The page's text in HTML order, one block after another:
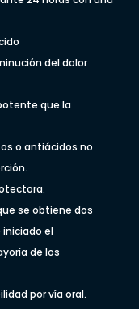
del dolor
que la
o antiácidos no
se obtiene dos
el
de los
por vía oral.